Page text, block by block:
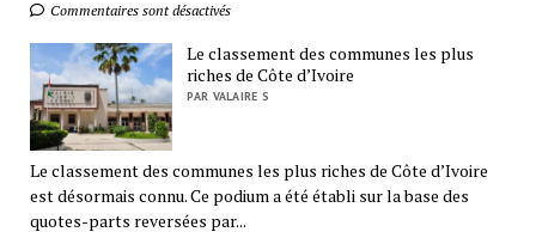
Commentaires sont désactivés
Le classement des communes les plus
riches de Côte d’Ivoire
PAR VALAIRE S
Le classement des communes les plus riches de Côte d’Ivoire
est désormais connu. Ce podium a été établi sur la base des
quotes-parts reversées par...